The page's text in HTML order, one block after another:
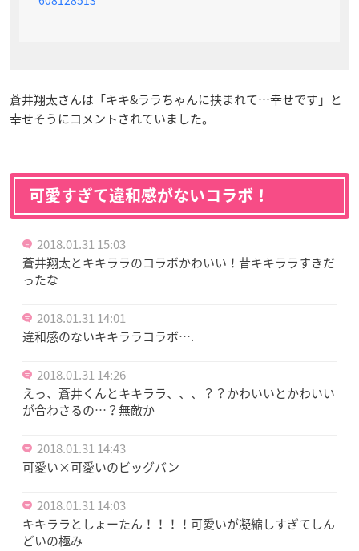
蒼井翔太さんは「キキ&ララちゃんに挟まれて…幸せです」と
幸せそうにコメントされていました。
可愛すぎて違和感がないコラボ！
2018.01.31 15:03
蒼井翔太とキキララのコラボかわいい！昔キキララすきだ
ったな
2018.01.31 14:01
違和感のないキキララコラボ….
2018.01.31 14:26
えっ、蒼井くんとキキララ、、、？？かわいいとかわいい
が合わさるの…？無敵か
2018.01.31 14:43
可愛い×可愛いのビッグバン
2018.01.31 14:03
キキララとしょーたん！！！！可愛いが凝縮しすぎてしん
どいの極み